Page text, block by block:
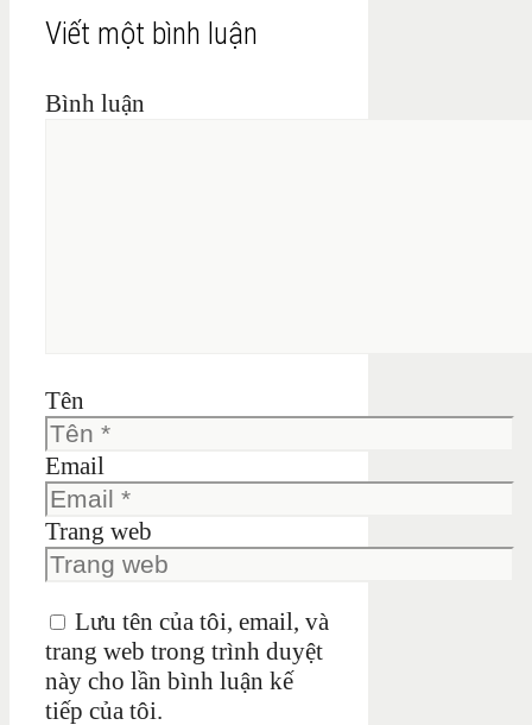
Viết một bình luận
Bình luận
Tên
Email
Trang web
Lưu tên của tôi, email, và
trang web trong trình duyệt
này cho lần bình luận kế
tiếp của tôi.